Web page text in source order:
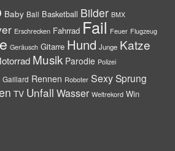
Baby Ball Basketball Bilder BMX
Erschrecken Fahrrad Fail Feuer Flugzeug
Geräusch Gitarre Hund Junge Katze
Musik Parodie Polizei
Gaillard Rennen Roboter SexySprung
TV Unfall Wasser Weltrekord Win